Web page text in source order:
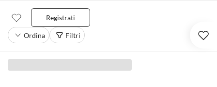
Registrati
Ordina Filtri